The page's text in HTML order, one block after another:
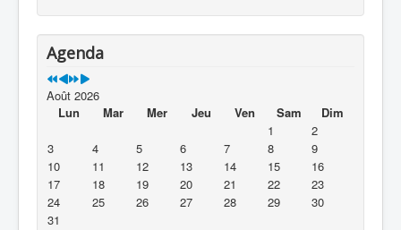
Agenda
Août 2026
Lun
Mar Mer Jeu Ven Sam
Dim
1
2
3
4 5 6 7 8
9
10
11 12 13 14 15
16
17
18 19 20 21 22
23
24
25 26 27 28 29
30
31